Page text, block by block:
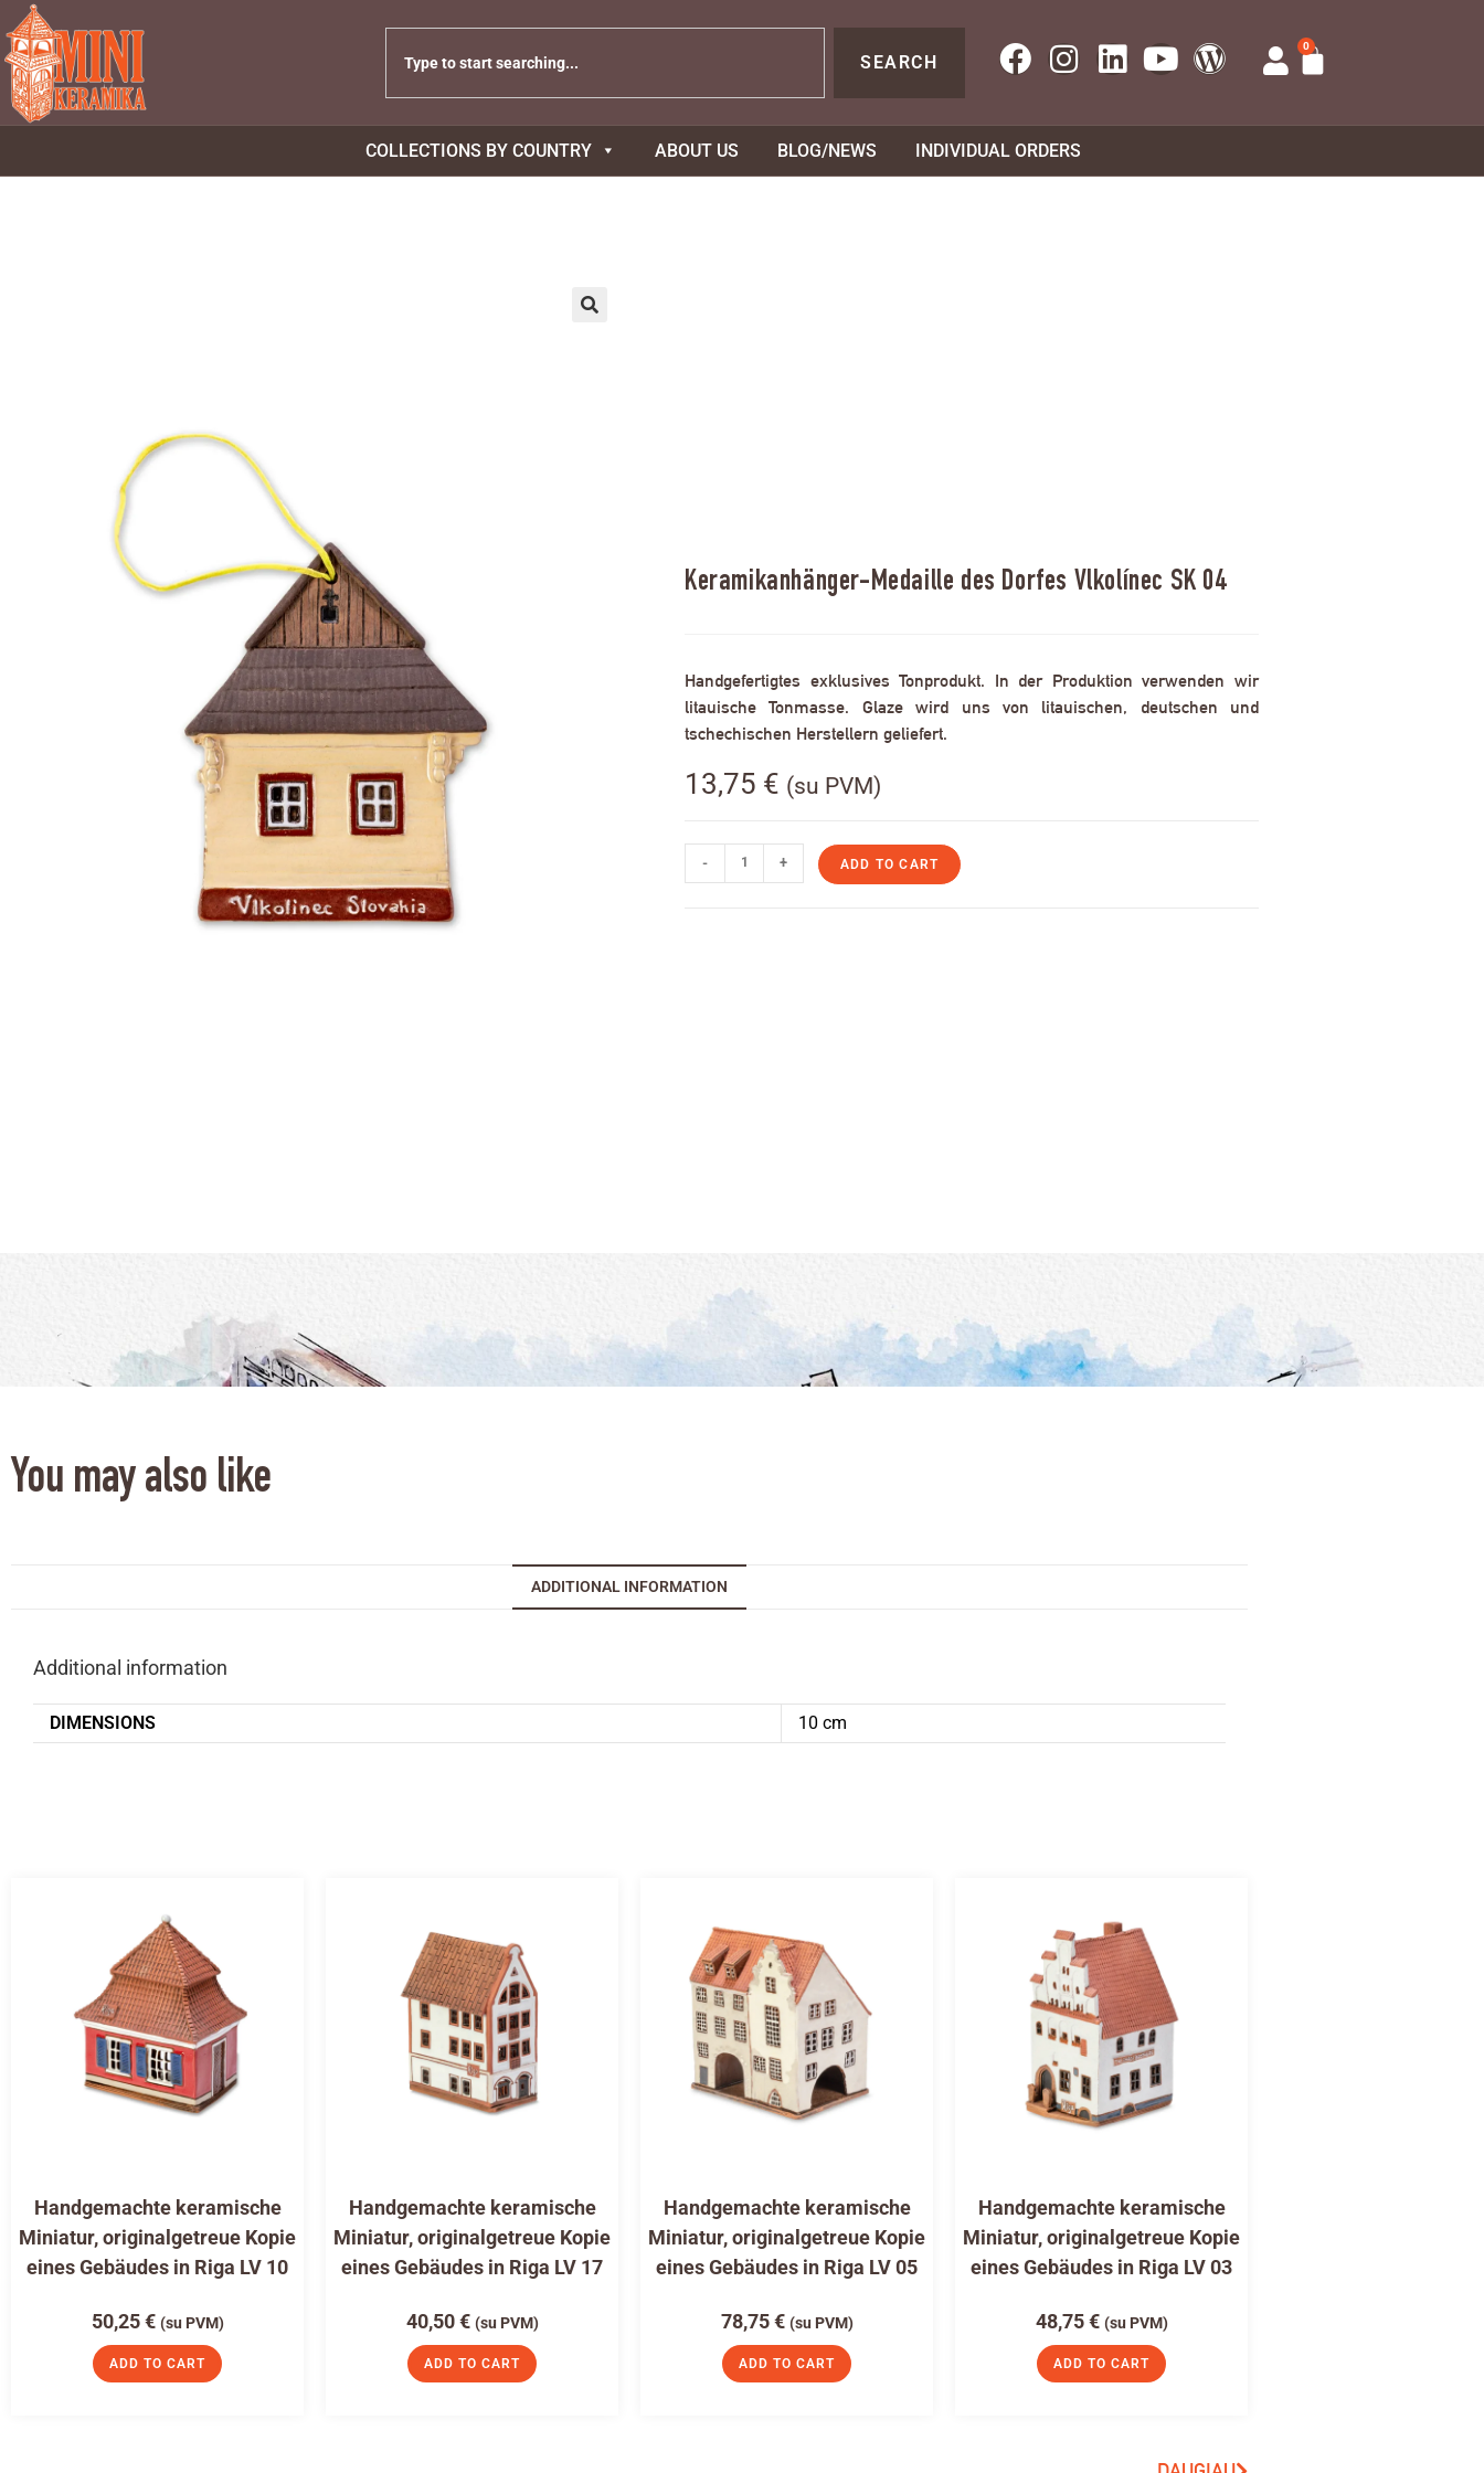
SEARCH
0
COLLECTIONS BY COUNTRY ABOUT US BLOG/NEWS INDIVIDUAL ORDERS
Keramikanhänger-Medaille des Dorfes Vlkolínec SK 04
Handgefertigtes exklusives Tonprodukt. In der Produktion verwenden wir
litauische Tonmasse. Glaze wird uns von litauischen, deutschen und
tschechischen Herstellern geliefert.
13,75 € (su PVM)
- + ADD TO CART
You may also like
ADDITIONAL INFORMATION
Additional information
DIMENSIONS 10 cm
Handgemachte keramische
Miniatur, originalgetreue Kopie
eines Gebäudes in Riga LV 10
50,25€ (su PVM)
ADD TO CART
Handgemachte keramische
Miniatur, originalgetreue Kopie
eines Gebäudes in Riga LV 17
40,50€ (su PVM)
ADD TO CART
Handgemachte keramische
Miniatur, originalgetreue Kopie
eines Gebäudes in Riga LV 05
78,75€ (su PVM)
ADD TO CART
Handgemachte keramische
Miniatur, originalgetreue Kopie
eines Gebäudes in Riga LV 03
48,75€ (su PVM)
ADD TO CART